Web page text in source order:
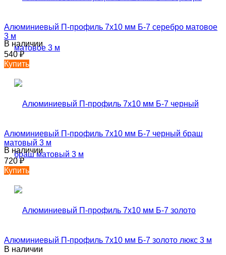
Алюминиевый П-профиль 7х10 мм Б-7 серебро матовое
3 м
В наличии
540₽
Купить
Алюминиевый П-профиль 7х10 мм Б-7 черный браш
матовый 3 м
В наличии
720₽
Купить
Алюминиевый П-профиль 7х10 мм Б-7 золото люкс 3 м
В наличии